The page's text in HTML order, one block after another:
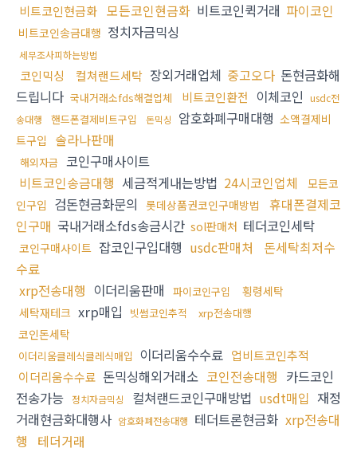
비트코인현금화 모든코인현금화 비트코인퀵거래 파이코인
비트코인송금대행 정치자금믹싱
세무조사피하는방법
코인믹싱 컬쳐랜드세탁 장외거래업체 중고오다 돈현금화해
드립니다 국내거래소fds해결업체 비트코인환전 이체코인 usdc전
송대행
핸드폰결제비트구입 돈믹싱 암호화폐구매대행 소액결제비
트구입
솔라나판매
해외자금 코인구매사이트
비트코인송금대행 세금적게내는방법 24시코인업체
모든코
인구입 검돈현금화문의 롯데상품권코인구매방법
휴대폰결제코
인구매 국내거래소fds송금시간 sol판매처 테더코인세탁
코인구매사이트 잡코인구입대행 usdc판매처
돈세탁최저수
수료
xrp전송대행 이더리움판매 파이코인구입
횡령세탁
세탁재테크 xrp매입 빗썸코인추적 xrp전송대행
코인돈세탁
이더리움클레식클레식매입 이더리움수수료 업비트코인추적
이더리움수수료 돈믹싱해외거래소 코인전송대행 카드코인
전송가능
정치자금믹싱 컬쳐랜드코인구매방법 usdt매입 재정
거래현금화대행사 암호화폐전송대행 테더트론현금화 xrp전송대
행
테더거래